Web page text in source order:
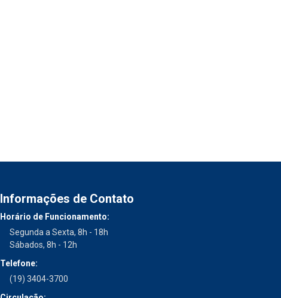
Informações de Contato
Horário de Funcionamento:
Segunda a Sexta, 8h - 18h
Sábados, 8h - 12h
Telefone:
(19) 3404-3700